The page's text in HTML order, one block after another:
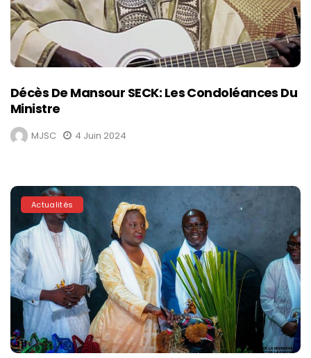
Décès De Mansour SECK: Les Condoléances Du
Ministre
MJSC 4 Juin 2024
Actualités